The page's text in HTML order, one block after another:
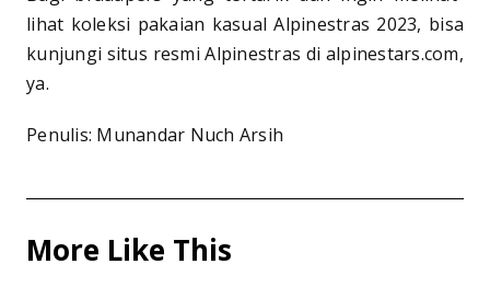
lihat koleksi pakaian kasual Alpinestras 2023, bisa
kunjungi situs resmi Alpinestras di alpinestars.com,
ya.
Penulis: Munandar Nuch Arsih
More Like This